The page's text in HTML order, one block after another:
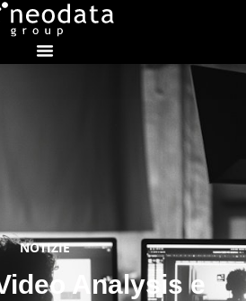
NOTIZIE
Analysis e